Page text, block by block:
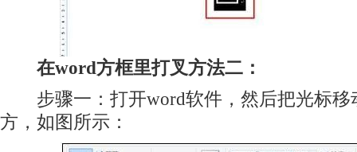
在word方框里打叉方法二：
步骤一：打开word软件，然后把光标移
方，如图所示：